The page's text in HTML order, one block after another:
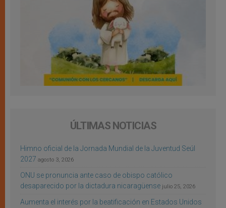
ÚLTIMAS NOTICIAS
Himno oficial de la Jornada Mundial de la Juventud Seúl
2027 agosto 3, 2026
ONU se pronuncia ante caso de obispo católico
desaparecido por la dictadura nicaragüense julio 25, 2026
Aumenta el interés por la beatificación en Estados Unidos